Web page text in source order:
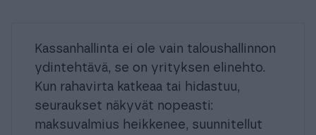
Kassanhallinta ei ole vain taloushallinnon
ydintehtävä, se on yrityksen elinehto.
Kun rahavirta katkeaa tai hidastuu,
seuraukset näkyvät nopeasti:
maksuvalmius heikkenee, suunnitellut